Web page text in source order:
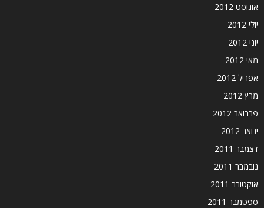
אוגוסט 2012
יולי 2012
יוני 2012
מאי 2012
אפריל 2012
מרץ 2012
פברואר 2012
ינואר 2012
דצמבר 2011
נובמבר 2011
אוקטובר 2011
ספטמבר 2011